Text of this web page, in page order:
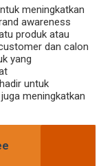
meningkatkan
awareness
produk atau
dan calon
yang
untuk
meningkatkan